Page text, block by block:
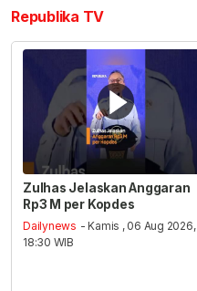
Republika TV
Zulhas Jelaskan Anggaran
Rp3 M per Kopdes
Dailynews - Kamis , 06 Aug 2026,
18:30 WIB